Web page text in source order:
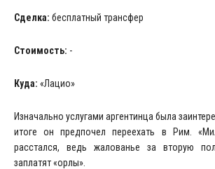
Сделка: бесплатный трансфер
Стоимость: -
Куда: «Лацио»
Изначально услугами аргентинца была
итоге он предпочел переехать в Рим.
расстался, ведь жалованье за вторую
заплатят «орлы».